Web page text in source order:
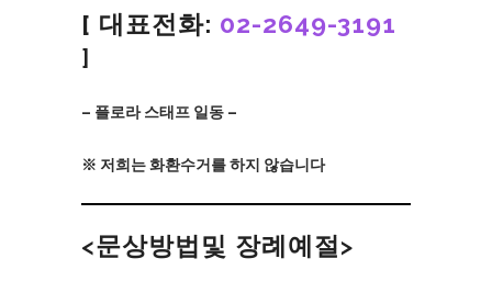
[ 대표전화: 02-2649-3191
]
– 플로라 스태프 일동 –
※ 저희는 화환수거를 하지 않습니다
<문상방법및 장례예절>